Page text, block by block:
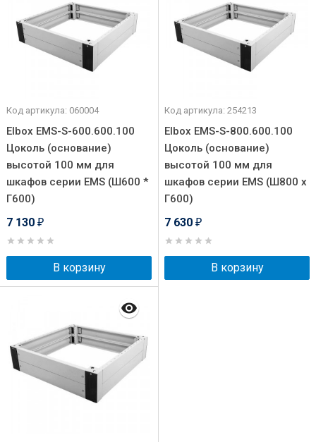
Код артикула: 060004
Elbox EMS-S-600.600.100
Цоколь (основание)
высотой 100 мм для
шкафов серии EMS (Ш600 *
Г600)
7 130 ₽
В корзину
Код артикула: 254213
Elbox EMS-S-800.600.100
Цоколь (основание)
высотой 100 мм для
шкафов серии EMS (Ш800 х
Г600)
7 630 ₽
В корзину